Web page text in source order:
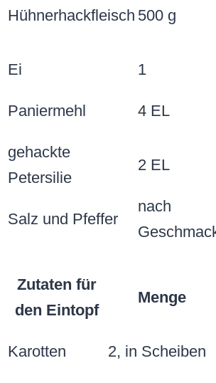
Hühnerhackfleisch 500 g
Ei
1
Paniermehl 4 EL
gehackte
Petersilie
2 EL
Salz und Pfeffer
nach
Zutaten für
den Eintopf
Menge
Karotten 2, in Scheiben